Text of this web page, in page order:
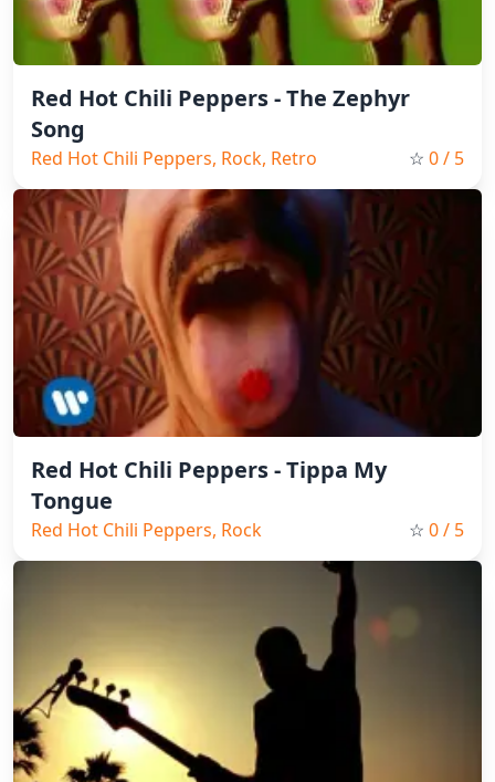
Red Hot Chili Peppers - The Zephyr
Song
Red Hot Chili Peppers, Rock, Retro ☆ 0/ 5
Red Hot Chili Peppers - Tippa My
Tongue
Red Hot Chili Peppers, Rock ☆ 0/ 5